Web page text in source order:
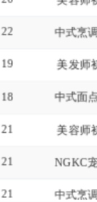
美发师
美容师